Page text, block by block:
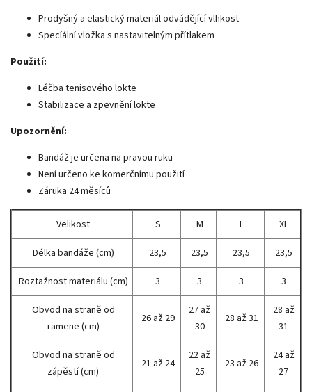
Prodyšný a elastický materiál odvádějící vlhkost
Specíální vložka s nastavitelným přítlakem
Použití:
Léčba tenisového lokte
Stabilizace a zpevnění lokte
Upozornění:
Bandáž je určena na pravou ruku
Není určeno ke komerčnímu použití
Záruka 24 měsíců
Velikost S M L XL
Délka bandáže (cm) 23,5 23,5 23,5 23,5
Roztažnost materiálu (cm) 3 3 3 3
Obvod na straně od
ramene (cm)
26 až 29
27 až
30
28 až 31
28 až
31
Obvod na straně od
zápěstí (cm)
21 až 24
22 až
25
23 až 26
24 až
27